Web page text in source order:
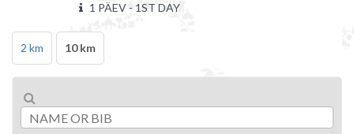
1 PÄEV - 1ST DAY
2 km 10 km